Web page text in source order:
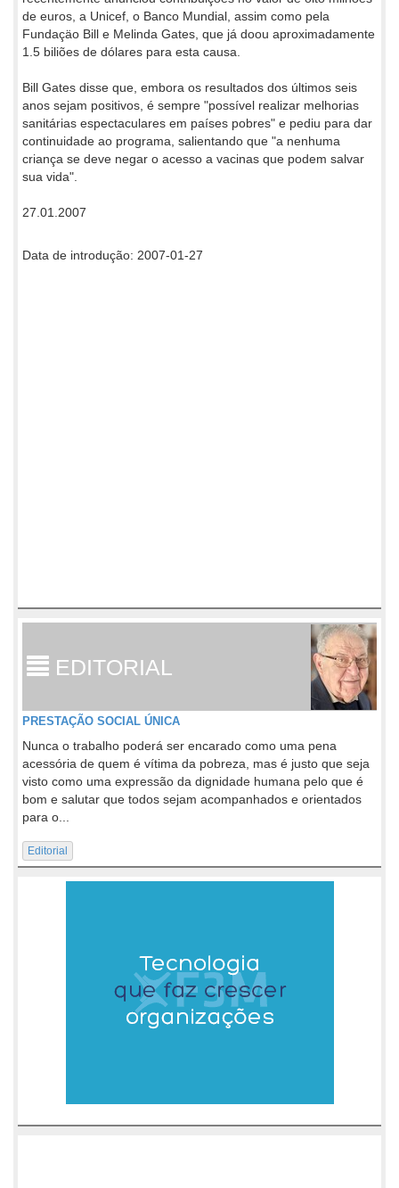
de euros, a Unicef, o Banco Mundial, assim como pela
Fundaçäo Bill e Melinda Gates, que já doou aproximadamente
1.5 biliões de dólares para esta causa.
Bill Gates disse que, embora os resultados dos últimos seis
anos sejam positivos, é sempre "possível realizar melhorias
sanitárias espectaculares em países pobres" e pediu para dar
continuidade ao programa, salientando que "a nenhuma
criança se deve negar o acesso a vacinas que podem salvar
sua vida".
27.01.2007
Data de introdução: 2007-01-27
EDITORIAL
PRESTAÇÃO SOCIAL ÚNICA
Nunca o trabalho poderá ser encarado como uma pena
acessória de quem é vítima da pobreza, mas é justo que seja
visto como uma expressão da dignidade humana pelo que é
bom e salutar que todos sejam acompanhados e orientados
para o...
Editorial